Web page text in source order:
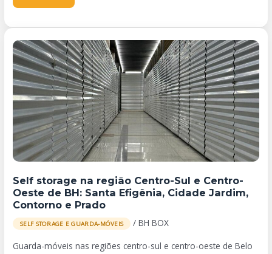
Self storage na região Centro-Sul e Centro-
Oeste de BH: Santa Efigênia, Cidade Jardim,
Contorno e Prado
SELF STORAGE E GUARDA-MÓVEIS /BH BOX
Guarda-móveis nas regiões centro-sul e centro-oeste de Belo
Self
storage
na
região
Centro-
Sul
e
Centro-
de
BH:
Efigênia,
Cidade